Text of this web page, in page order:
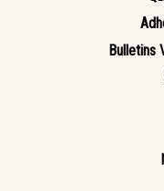
Bulletins